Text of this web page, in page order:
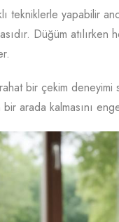
tekniklerle yapabilir
Düğüm
bir çekim
arada kalmasını